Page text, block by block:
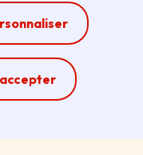
accepter
Catégorie